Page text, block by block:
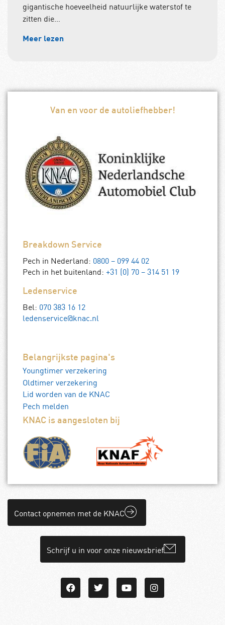
gigantische hoeveelheid natuurlijke waterstof te
zitten die…
Meer lezen
Van en voor de autoliefhebber!
Breakdown Service
Pech in Nederland: 0800 – 099 44 02
Pech in het buitenland: +31 (0) 70 – 314 51 19
Ledenservice
Bel: 070 383 16 12
ledenservice@knac.nl
Belangrijkste pagina's
Youngtimer verzekering
Oldtimer verzekering
Lid worden van de KNAC
Pech melden
KNAC is aangesloten bij
Contact opnemen met de KNAC
Schrijf u in voor onze nieuwsbrief